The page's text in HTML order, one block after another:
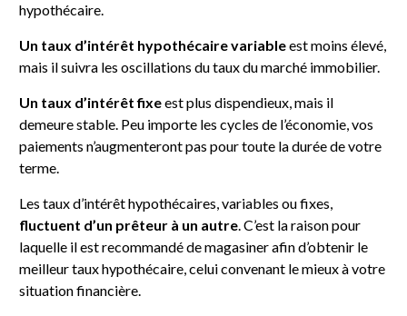
hypothécaire.
Un taux d’intérêt hypothécaire variableest moins élevé,
mais il suivra les oscillations du taux du marché immobilier.
Un taux d’intérêt fixeest plus dispendieux, mais il
demeure stable. Peu importe les cycles de l’économie, vos
paiements n’augmenteront pas pour toute la durée de votre
terme.
Les taux d’intérêt hypothécaires, variables ou fixes,
fluctuent d’un prêteur à un autre. C’est la raison pour
laquelle il est recommandé de magasiner afin d’obtenir le
meilleur taux hypothécaire, celui convenant le mieux à votre
situation financière.